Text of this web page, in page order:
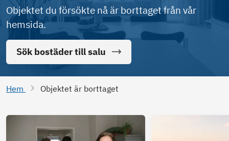
Objektet du försökte nå är borttaget från vår
hemsida.
Sök bostäder till salu
Hem Objektet är borttaget